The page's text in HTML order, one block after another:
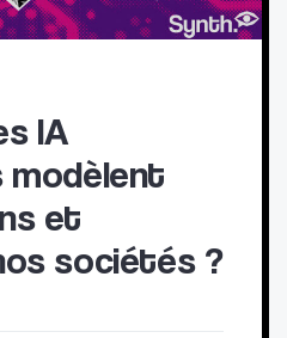
IA
modèlent
et
sociétés ?